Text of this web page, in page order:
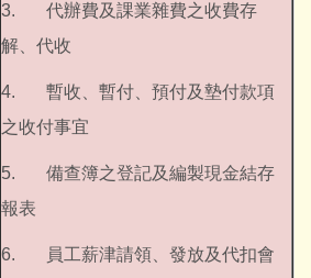
3. 代辦費及課業雜費之收費存
解、代收
4. 暫收、暫付、預付及墊付款項
之收付事宜
5. 備查簿之登記及編製現金結存
報表
6. 員工薪津請領、發放及代扣會